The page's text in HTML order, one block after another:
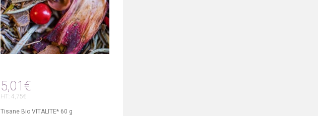
5,01€
HT: 4,75€
Tisane Bio VITALITE* 60 g